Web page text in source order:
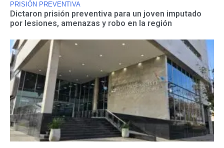
PRISIÓN PREVENTIVA
Dictaron prisión preventiva para un joven imputado
por lesiones, amenazas y robo en la región